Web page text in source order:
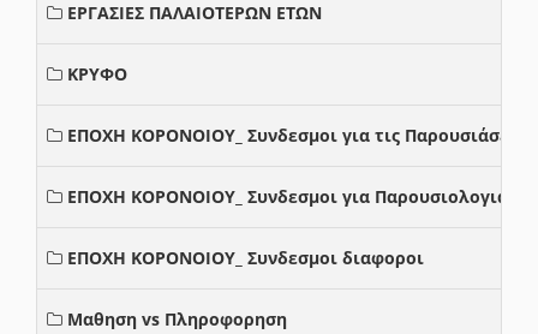
ΕΡΓΑΣΙΕΣ ΠΑΛΑΙΟΤΕΡΩΝ ΕΤΩΝ
ΚΡΥΦΟ
ΕΠΟΧΗ ΚΟΡΟΝΟΙΟΥ_ Συνδεσμοι για τις Παρουσιάσεις
ΕΠΟΧΗ ΚΟΡΟΝΟΙΟΥ_ Συνδεσμοι για Παρουσιολογια
ΕΠΟΧΗ ΚΟΡΟΝΟΙΟΥ_ Συνδεσμοι διαφοροι
Μαθηση vs Πληροφορηση